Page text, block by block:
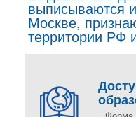
выписываются
Москве,
территории РФ